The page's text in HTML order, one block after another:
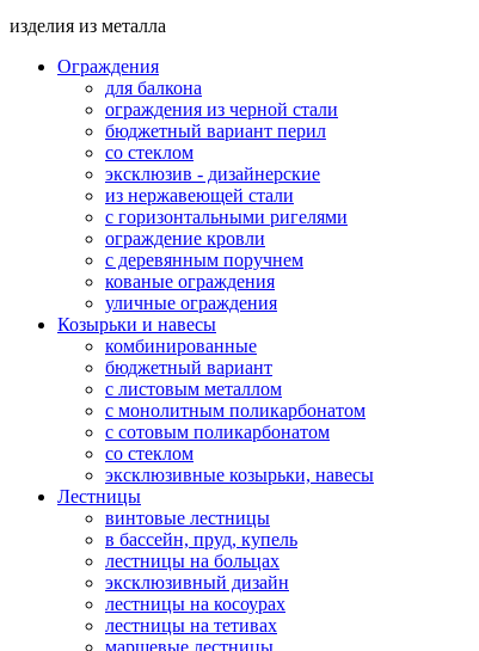
изделия из металла
Ограждения
для балкона
ограждения из черной стали
бюджетный вариант перил
со стеклом
эксклюзив - дизайнерские
из нержавеющей стали
с горизонтальными ригелями
ограждение кровли
с деревянным поручнем
кованые ограждения
уличные ограждения
Козырьки и навесы
комбинированные
бюджетный вариант
с листовым металлом
с монолитным поликарбонатом
с сотовым поликарбонатом
со стеклом
эксклюзивные козырьки, навесы
Лестницы
винтовые лестницы
в бассейн, пруд, купель
лестницы на больцах
эксклюзивный дизайн
лестницы на косоурах
лестницы на тетивах
маршевые лестницы